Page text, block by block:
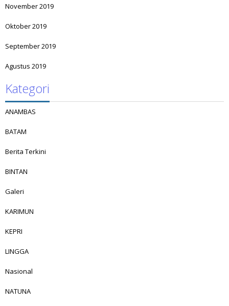
November 2019
Oktober 2019
September 2019
Agustus 2019
Kategori
ANAMBAS
BATAM
Berita Terkini
BINTAN
Galeri
KARIMUN
KEPRI
LINGGA
Nasional
NATUNA